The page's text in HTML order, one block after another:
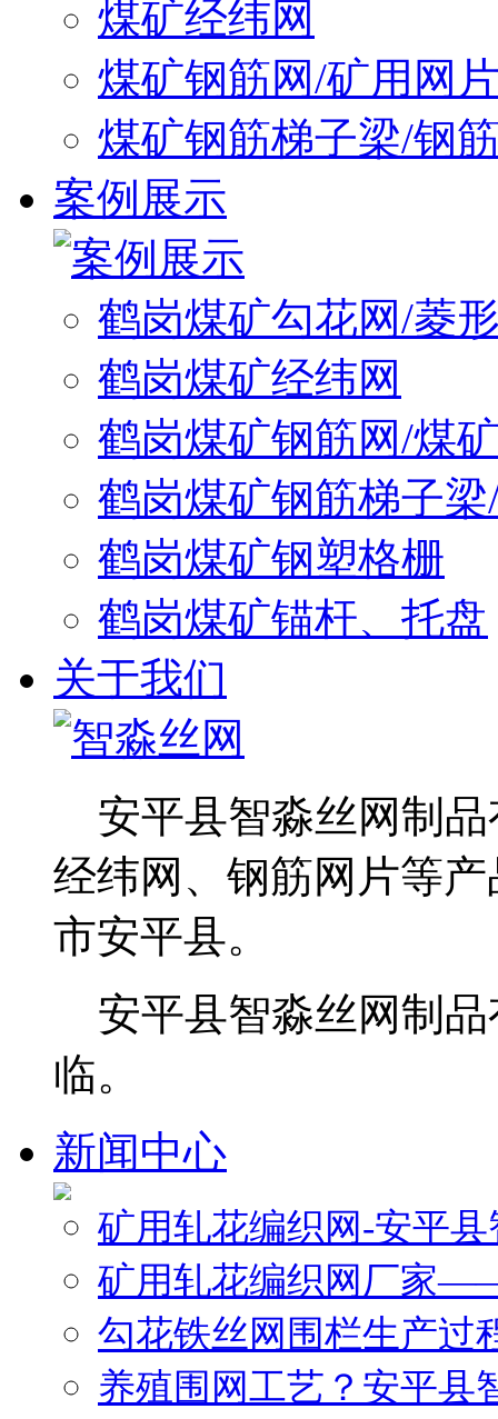
煤矿经纬网
煤矿钢筋网/矿用网
煤矿钢筋梯子梁/钢
案例展示
鹤岗煤矿勾花网/菱
鹤岗煤矿经纬网
鹤岗煤矿钢筋网/煤
鹤岗煤矿钢筋梯子
鹤岗煤矿钢塑格栅
鹤岗煤矿锚杆、托盘
关于我们
安平县智淼丝网制品
经纬网、钢筋网片等
市安平县。
安平县智淼丝网制品
临。
新闻中心
矿用轧花编织网-安平
矿用轧花编织网厂家
勾花铁丝网围栏生产过
养殖围网工艺？安平县